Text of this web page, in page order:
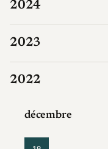
2024
2023
2022
décembre